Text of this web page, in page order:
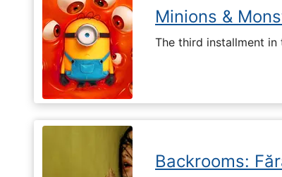
Minions &
The third installment in
Backrooms: